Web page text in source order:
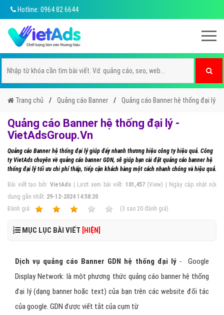
Hotline: 0964 82 6644
Trang chủ Quảng cáo Banner Quảng cáo Banner hệ thống đại lý
Quảng cáo Banner hệ thống đại lý -
VietAdsGroup.Vn
Quảng cáo Banner hệ thống đại lý giúp đẩy nhanh thương hiệu công ty hiệu quả. Công
ty VietAds chuyên về quảng cáo banner GDN, sẽ giúp bạn cài đặt quảng cáo banner hệ
thống đại lý tối ưu chi phí thấp, tiếp cận khách hàng một cách nhanh chóng và hiệu quả.
Bài viết tạo bởi:VietAds | Lượt xem bài viết: 101,457(View) | Ngày cập nhật nội
dung gần nhất: 29-12-2024 14:58:20
Ðánh giá:
(3 sao 20 đánh giá)
MỤC LỤC BÀI VIẾT [HIỆN]
Dịch vụ quảng cáo Banner GDN hệ thống đại lý - Google
Display Network: là một phương thức quảng cáo banner hệ thống
đại lý (dạng banner hoặc text) của bạn trên các website đối tác
của google. GDN được viết tắt của cụm từ